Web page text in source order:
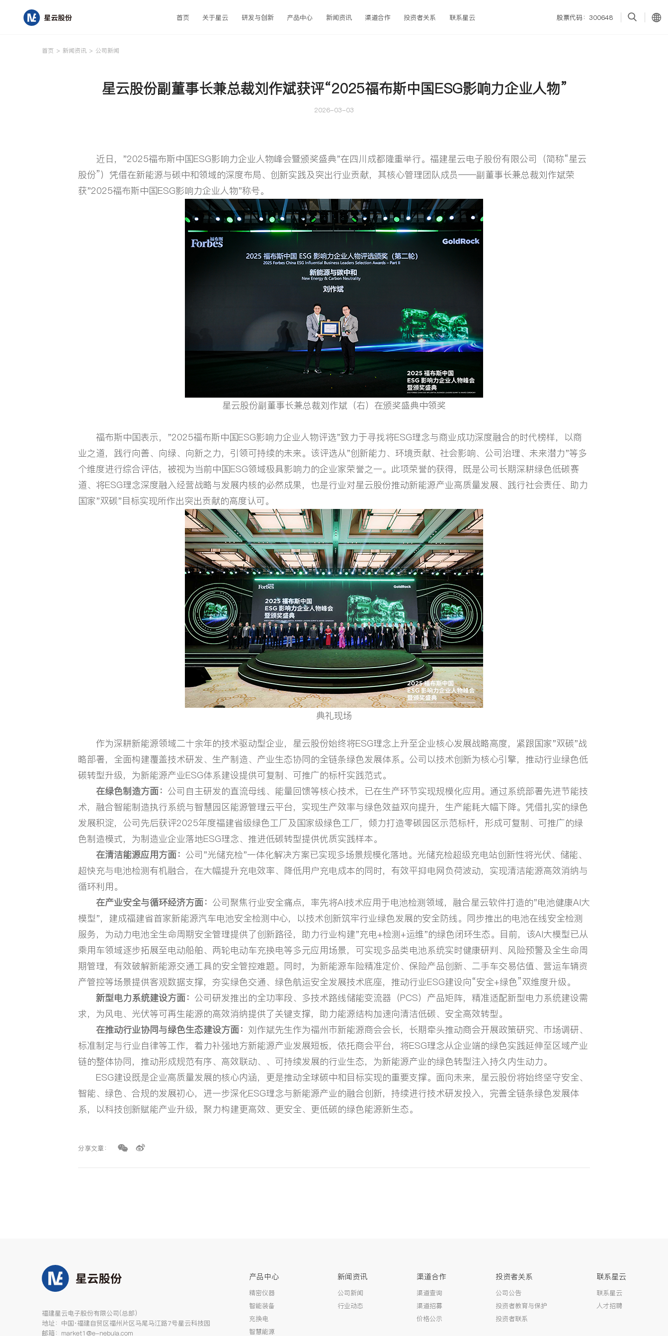
首页 关于星云 研发与创新 产品中心 新闻资讯 渠道合作 投资者关系 联系星云
储能变流器 充电站
股票代码：300648
首页 > 新闻资讯 > 公司新闻
星云股份副董事长兼总裁刘作斌获评“2025福布斯中国ESG影响力企业人物”
2026-03-03
近日，"2025福布斯中国ESG影响力企业人物峰会暨颁奖盛典"在四川成都隆重举行。福建星云电子股份有限公司（简称“星云
股份”）凭借在新能源与碳中和领域的深度布局、创新实践及突出行业贡献，其核心管理团队成员——副董事长兼总裁刘作斌荣
获"2025福布斯中国ESG影响力企业人物"称号。
星云股份副董事长兼总裁刘作斌（右）在颁奖盛典中领奖
福布斯中国表示，"2025福布斯中国ESG影响力企业人物评选"致力于寻找将ESG理念与商业成功深度融合的时代榜样，以商
业之道，践行向善、向绿、向新之力，引领可持续的未来。该评选从"创新能力、环境贡献、社会影响、公司治理、未来潜力"等多
个维度进行综合评估，被视为当前中国ESG领域极具影响力的企业家荣誉之一。此项荣誉的获得，既是公司长期深耕绿色低碳赛
道、将ESG理念深度融入经营战略与发展内核的必然成果，也是行业对星云股份推动新能源产业高质量发展、践行社会责任、助力
国家"双碳"目标实现所作出突出贡献的高度认可。
典礼现场
作为深耕新能源领域二十余年的技术驱动型企业，星云股份始终将ESG理念上升至企业核心发展战略高度，紧跟国家"双碳"战
略部署，全面构建覆盖技术研发、生产制造、产业生态协同的全链条绿色发展体系。公司以技术创新为核心引擎，推动行业绿色低
碳转型升级，为新能源产业ESG体系建设提供可复制、可推广的标杆实践范式。
在绿色制造方面： 公司自主研发的直流母线、能量回馈等核心技术，已在生产环节实现规模化应用。通过系统部署先进节能技
术，融合智能制造执行系统与智慧园区能源管理云平台，实现生产效率与绿色效益双向提升，生产能耗大幅下降。凭借扎实的绿色
发展积淀，公司先后获评2025年度福建省级绿色工厂及国家级绿色工厂，倾力打造零碳园区示范标杆，形成可复制、可推广的绿
色制造模式，为制造业企业落地ESG理念、推进低碳转型提供优质实践样本。
在清洁能源应用方面： 公司"光储充检"一体化解决方案已实现多场景规模化落地。光储充检超级充电站创新性将光伏、储能、
超快充与电池检测有机融合，在大幅提升充电效率、降低用户充电成本的同时，有效平抑电网负荷波动，实现清洁能源高效消纳与
循环利用。
在产业安全与循环经济方面： 公司聚焦行业安全痛点，率先将AI技术应用于电池检测领域，融合星云软件打造的"电池健康AI大
模型"，建成福建省首家新能源汽车电池安全检测中心，以技术创新筑牢行业绿色发展的安全防线。同步推出的电池在线安全检测
服务，为动力电池全生命周期安全管理提供了创新路径，助力行业构建"充电+检测+运维"的绿色闭环生态。目前，该AI大模型已从
乘用车领域逐步拓展至电动船舶、两轮电动车充换电等多元应用场景，可实现多品类电池系统实时健康研判、风险预警及全生命周
期管理，有效破解新能源交通工具的安全管控难题。同时，为新能源车险精准定价、保险产品创新、二手车交易估值、营运车辆资
产管控等场景提供客观数据支撑，夯实绿色交通、绿色航运安全发展技术底座，推动行业ESG建设向“安全+绿色”双维度升级。
新型电力系统建设方面： 公司研发推出的全功率段、多技术路线储能变流器（PCS）产品矩阵，精准适配新型电力系统建设需
求，为风电、光伏等可再生能源的高效消纳提供了关键支撑，助力能源结构加速向清洁低碳、安全高效转型。
在推动行业协同与绿色生态建设方面： 刘作斌先生作为福州市新能源商会会长，长期牵头推动商会开展政策研究、市场调研、
标准制定与行业自律等工作，着力补强地方新能源产业发展短板，依托商会平台，将ESG理念从企业端的绿色实践延伸至区域产业
链的整体协同，推动形成规范有序、高效联动、、可持续发展的行业生态，为新能源产业的绿色转型注入持久内生动力。
ESG建设既是企业高质量发展的核心内涵，更是推动全球碳中和目标实现的重要支撑。面向未来，星云股份将始终坚守安全、
智能、绿色、合规的发展初心，进一步深化ESG理念与新能源产业的融合创新，持续进行技术研发投入，完善全链条绿色发展体
系，以科技创新赋能产业升级，聚力构建更高效、更安全、更低碳的绿色能源新生态。
分享文章：
福建星云电子股份有限公司(总部)
地址：中国·福建自贸区福州片区马尾马江路7号星云科技园
邮箱：market1@e-nebula.com
产品中心
精密仪器
智能装备
充换电
智慧能源
新闻资讯
公司新闻
行业动态
渠道合作
渠道查询
渠道招募
价格公示
投资者关系
公司公告
投资者教育与保护
投资者联系
联系星云
联系星云
人才招聘